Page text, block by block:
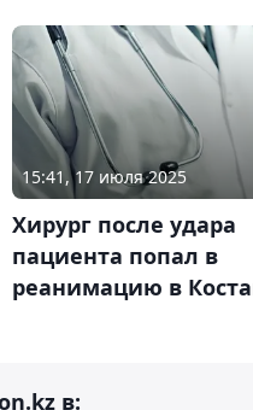
15:41, 17 июля 2025
Хирург после удара
пациента попал в
реанимацию в
в: